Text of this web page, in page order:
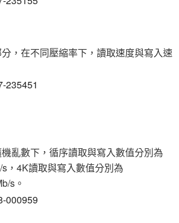
，在不同壓縮率下，讀取速度與寫入速
亂數下，循序讀取與寫入數值分別為
，4K讀取與寫入數值分別為
s。